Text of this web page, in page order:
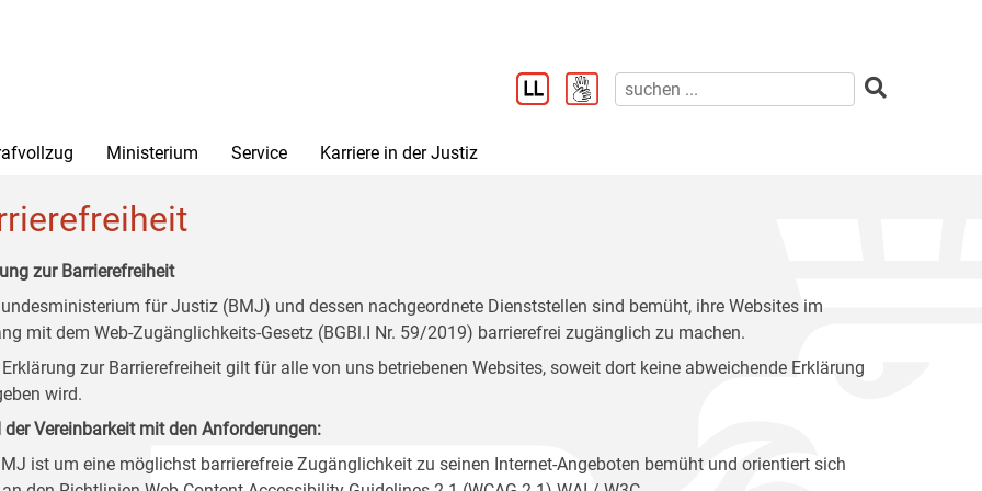
Ministerium Service Karriere in der Justiz
zur Barrierefreiheit
für Justiz (BMJ) und dessen nachgeordnete Dienststellen sind bemüht, ihre Websites im
mit dem Web-Zugänglichkeits-Gesetz (BGBl.I Nr. 59/2019) barrierefrei zugänglich zu machen.
Erklärung zur Barrierefreiheit gilt für alle von uns betriebenen Websites, soweit dort keine abweichende Erklärung
wird.
der Vereinbarkeit mit den Anforderungen:
ist um eine möglichst barrierefreie Zugänglichkeit zu seinen Internet-Angeboten bemüht und orientiert sich